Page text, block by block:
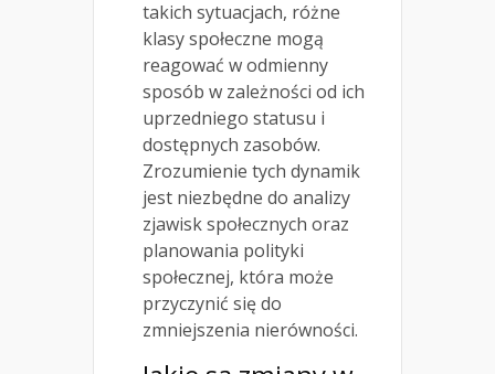
takich sytuacjach, różne
klasy społeczne mogą
reagować w odmienny
sposób w zależności od ich
uprzedniego statusu i
dostępnych zasobów.
Zrozumienie tych dynamik
jest niezbędne do analizy
zjawisk społecznych oraz
planowania polityki
społecznej, która może
przyczynić się do
zmniejszenia nierówności.